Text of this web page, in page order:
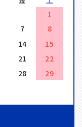
1
7
8
14
15
21
22
28
29